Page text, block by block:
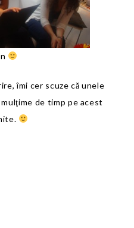
îmi cer scuze că unele
de timp pe acest